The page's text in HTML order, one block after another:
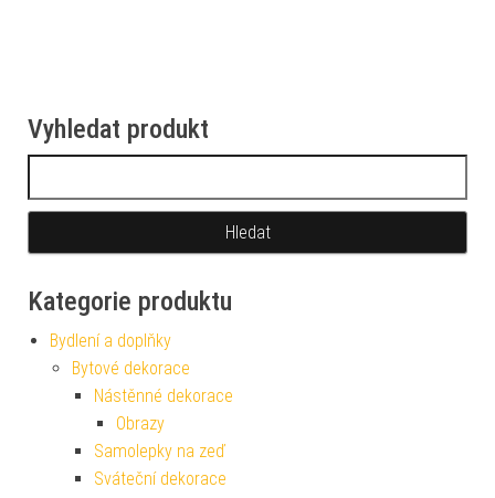
Vyhledat produkt
Kategorie produktu
Bydlení a doplňky
Bytové dekorace
Nástěnné dekorace
Obrazy
Samolepky na zeď
Sváteční dekorace